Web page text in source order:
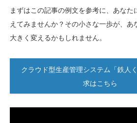
まずはこの記事の例文を参考に、あな
えてみませんか？その小さな一歩が、あ
大きく変えるかもしれません。
クラウド型生産管理システム「鉄人
求はこちら